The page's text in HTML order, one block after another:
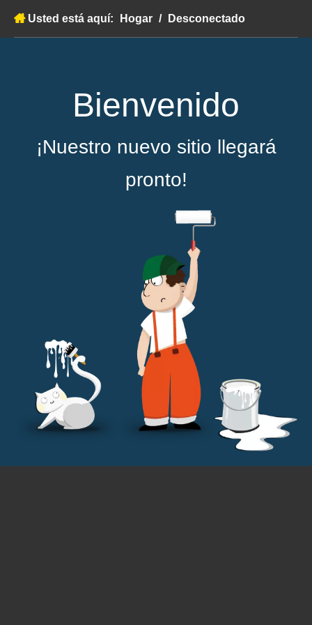
Usted está aquí: Hogar / Desconectado
Bienvenido
¡Nuestro nuevo sitio llegará
pronto!